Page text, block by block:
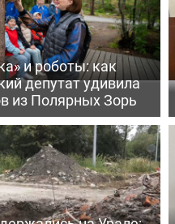
и роботы: как
депутат удивила
из Полярных Зорь